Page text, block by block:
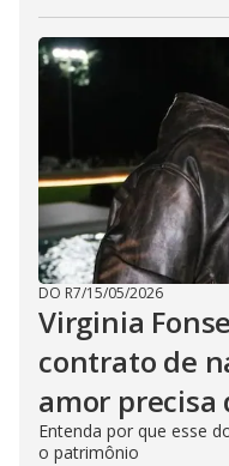
DO R7/15/05/2026
Virginia
contrato de
amor precisa
Entenda por que esse
o patrimônio